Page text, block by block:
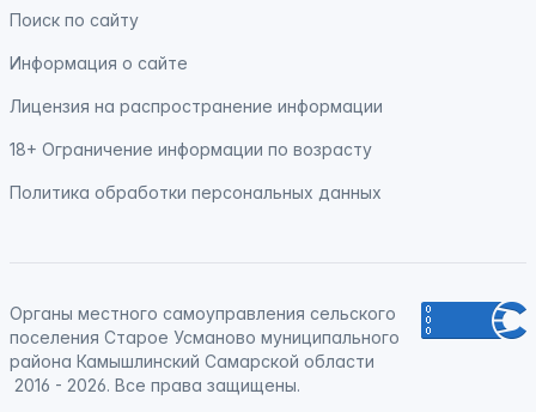
Поиск по сайту
Информация о сайте
Лицензия на распространение информации
18+ Ограничение информации по возрасту
Политика обработки персональных данных
Органы местного самоуправления сельского
поселения Старое Усманово муниципального
района Камышлинский Самарской области
2016 - 2026. Все права защищены.